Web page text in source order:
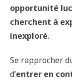
opportunité
cherchent à
inexploré.
Se rapprocher
d’entrer en